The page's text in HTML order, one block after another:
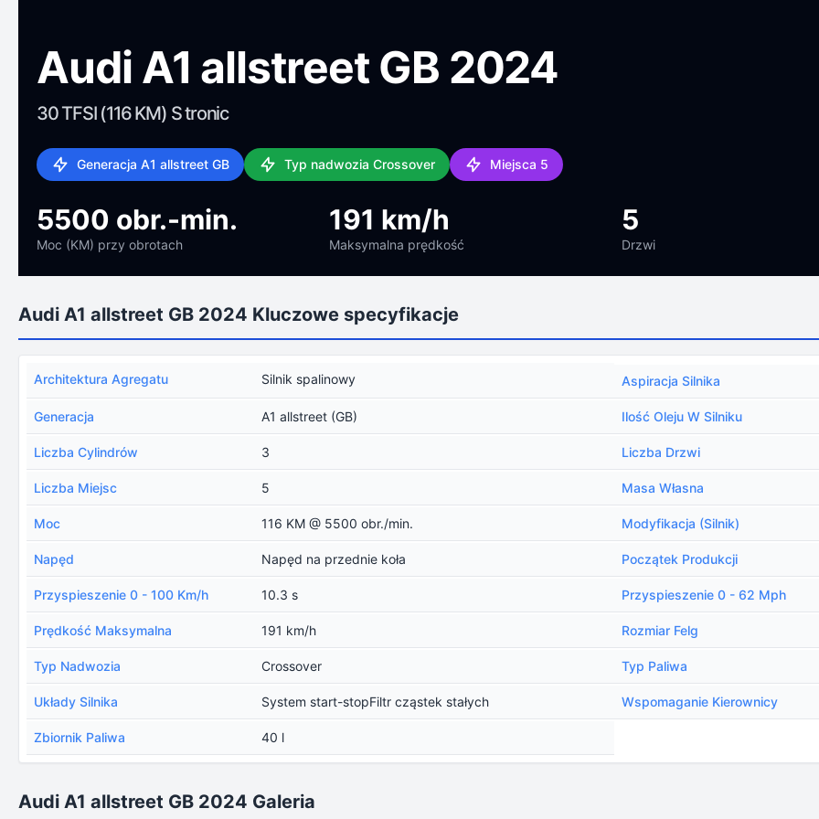
Audi A1 allstreet GB 2024
30 TFSI (116 KM) S tronic
Generacja A1 allstreet GB Typ nadwozia Crossover Miejsca 5
5500 obr.-min.
Moc (KM) przy obrotach
191 km/h
Maksymalna prędkość
5
Drzwi
Audi A1 allstreet GB 2024 Kluczowe specyfikacje
Architektura Agregatu Silnik spalinowy Aspiracja Silnika
Generacja A1 allstreet (GB) Ilość Oleju W Silniku
Liczba Cylindrów 3 Liczba Drzwi
Liczba Miejsc 5 Masa Własna
Moc 116 KM @ 5500 obr./min. Modyfikacja (Silnik)
Napęd Napęd na przednie koła Początek Produkcji
Przyspieszenie 0 - 100 Km/h 10.3 s Przyspieszenie 0 - 62 Mph
Prędkość Maksymalna 191 km/h Rozmiar Felg
Typ Nadwozia Crossover Typ Paliwa
Układy Silnika System start-stopFiltr cząstek stałych Wspomaganie Kierownicy
Zbiornik Paliwa 40 l
Audi A1 allstreet GB 2024 Galeria